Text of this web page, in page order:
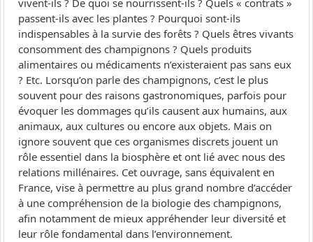
vivent-ils ? De quoi se nourrissent-ils ? Quels « contrats »
passent-ils avec les plantes ? Pourquoi sont-ils
indispensables à la survie des forêts ? Quels êtres vivants
consomment des champignons ? Quels produits
alimentaires ou médicaments n’existeraient pas sans eux
? Etc. Lorsqu’on parle des champignons, c’est le plus
souvent pour des raisons gastronomiques, parfois pour
évoquer les dommages qu’ils causent aux humains, aux
animaux, aux cultures ou encore aux objets. Mais on
ignore souvent que ces organismes discrets jouent un
rôle essentiel dans la biosphère et ont lié avec nous des
relations millénaires. Cet ouvrage, sans équivalent en
France, vise à permettre au plus grand nombre d’accéder
à une compréhension de la biologie des champignons,
afin notamment de mieux appréhender leur diversité et
leur rôle fondamental dans l’environnement.